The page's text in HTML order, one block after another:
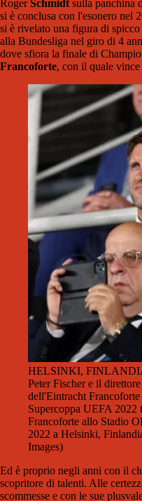
RogerSchmidt sulla panchina
si è conclusa con l'esonero nel
si è rivelato una figura di
alla Bundesliga nel giro di 4
dove sfiora la finale di
Francoforte, con il quale
HELSINKI,
Peter Fischer e il
dell'Eintracht
Supercoppa UEFA
Francoforte allo Stadio
2022 a Helsinki,
Images)
Ed è proprio negli anni con il
scopritore di talenti. Alle
scommesse e con le sue